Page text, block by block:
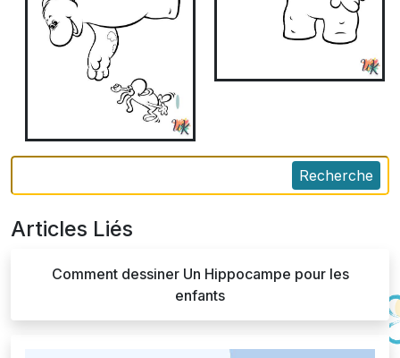
Recherche
Articles Liés
Comment dessiner Un Hippocampe pour les
enfants